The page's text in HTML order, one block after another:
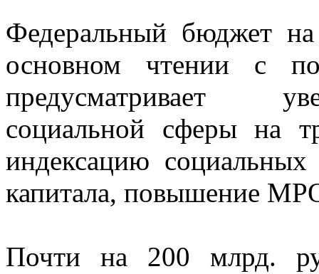
Федеральный бюджет
основном чтении с
предусматривает
социальной сферы на
индексацию социальных
капитала, повышение
Почти на 200 млрд.